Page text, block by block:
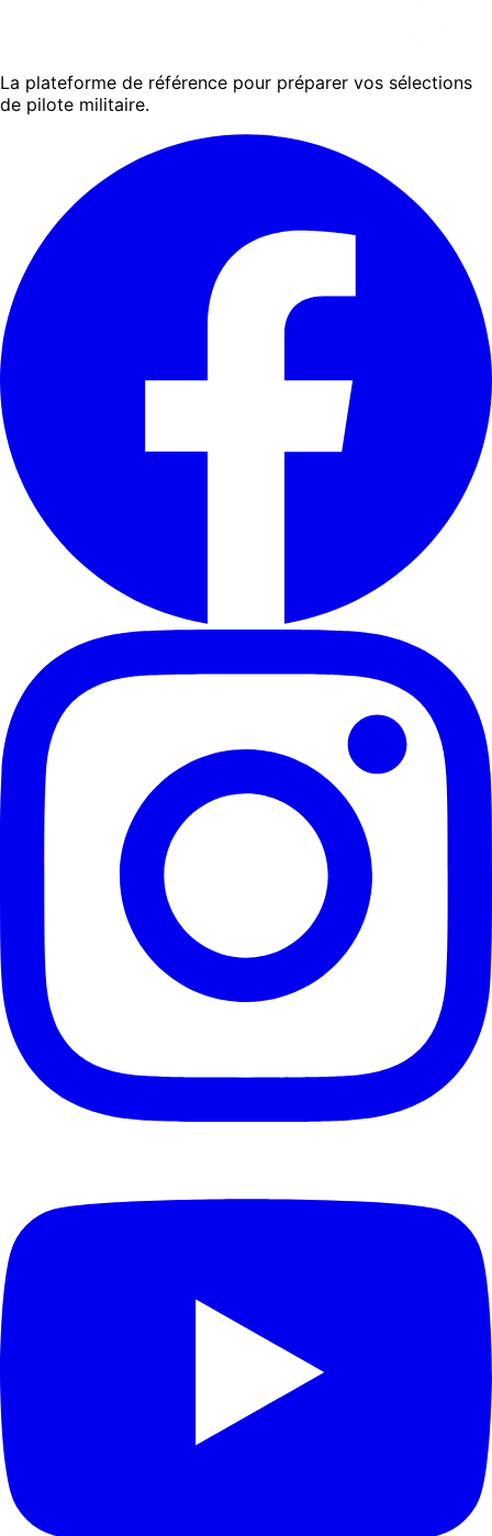
La plateforme de référence pour préparer vos sélections
de pilote militaire.